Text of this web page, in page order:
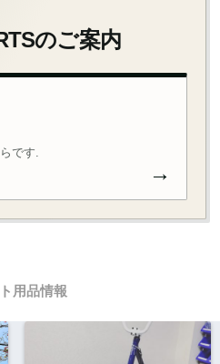
のご案内
です.
→
用品情報